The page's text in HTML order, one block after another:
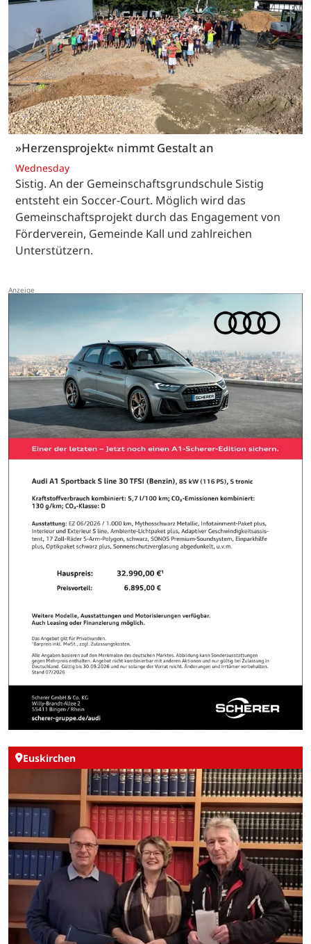
»Herzensprojekt« nimmt Gestalt an
Wednesday
Sistig. An der Gemeinschaftsgrundschule Sistig
entsteht ein Soccer-Court. Möglich wird das
Gemeinschaftsprojekt durch das Engagement von
Förderverein, Gemeinde Kall und zahlreichen
Unterstützern.
Euskirchen